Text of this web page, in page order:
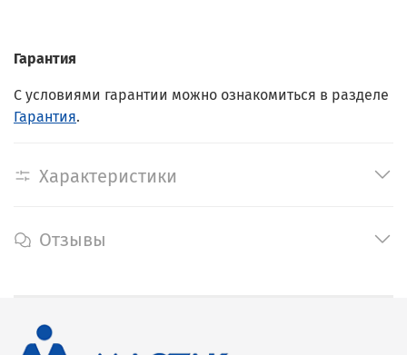
Гарантия
С условиями гарантии можно ознакомиться в разделе
Гарантия.
Характеристики
Отзывы